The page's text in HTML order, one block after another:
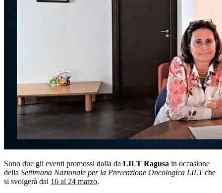
Sono due gli eventi promossi dalla da LILT Ragusa in occasione
della Settimana Nazionale per la Prevenzione Oncologica LILTche
si svolgerà dal 16 al 24 marzo.